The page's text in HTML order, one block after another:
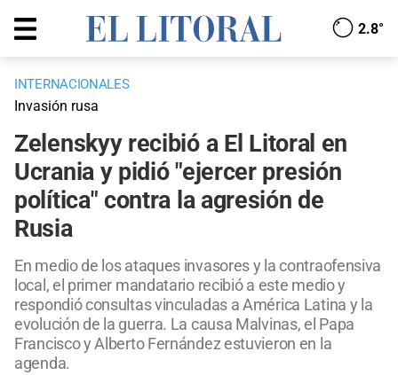
2.8°
INTERNACIONALES
Invasión rusa
Zelenskyy recibió a El Litoral en
Ucrania y pidió "ejercer presión
política" contra la agresión de
Rusia
En medio de los ataques invasores y la contraofensiva
local, el primer mandatario recibió a este medio y
respondió consultas vinculadas a América Latina y la
evolución de la guerra. La causa Malvinas, el Papa
Francisco y Alberto Fernández estuvieron en la
agenda.